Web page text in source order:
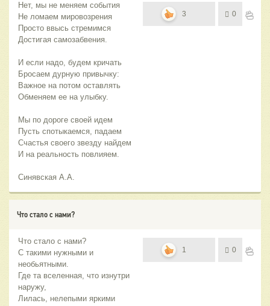
Нет, мы не меняем события
Не ломаем мировозрения
Просто ввысь стремимся
Достигая самозабвения.
И если надо, будем кричать
Бросаем дурную привычку:
Важное на потом оставлять
Обменяем ее на улыбку.
Мы по дороге своей идем
Пусть спотыкаемся, падаем
Счастья своего звезду найдем
И на реальность повлияем.
Синявская А.А.
3 0
Что стало с нами?
Что стало с нами?
С такими нужными и
необьятными.
Где та вселенная, что изнутри
наружу,
Лилась, нелепыми яркими
1 0